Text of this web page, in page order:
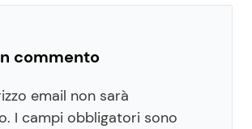
commento
email non sarà
I campi obbligatori sono